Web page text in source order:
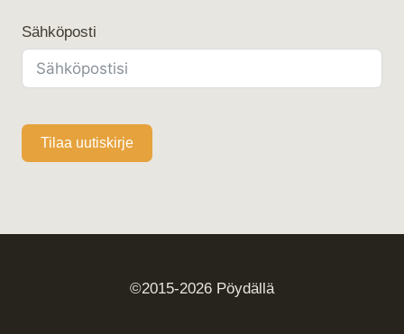
Sähköposti
Tilaa uutiskirje
©2015-2026 Pöydällä